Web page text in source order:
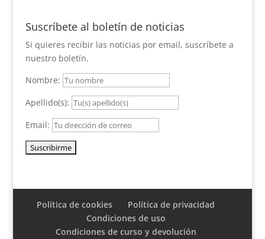
Suscríbete al boletín de noticias
Si quieres recibir las noticias por email, suscríbete a
nuestro boletín.
Nombre:
Apellido(s):
Email:
Política de cookies
Política de privacidad
Condiciones de uso
Condiciones de curso y devolución